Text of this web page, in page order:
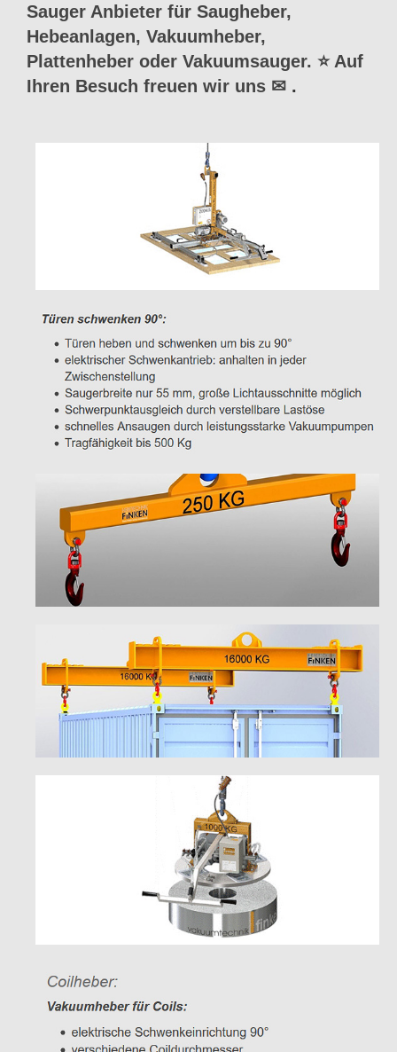
Sauger Anbieter für Saugheber,
Hebeanlagen, Vakuumheber,
Plattenheber oder Vakuumsauger. ⭐ Auf
Ihren Besuch freuen wir uns ✉ .